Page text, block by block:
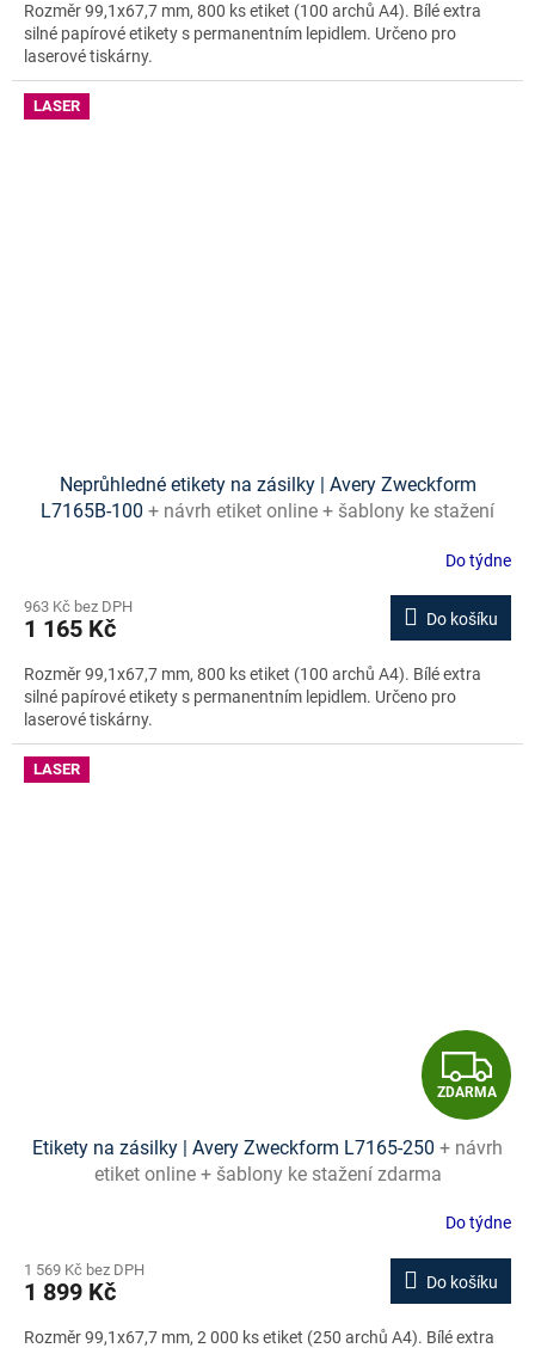
Rozměr 99,1x67,7 mm, 800 ks etiket (100 archů A4). Bílé extra
silné papírové etikety s permanentním lepidlem. Určeno pro
laserové tiskárny.
LASER
Neprůhledné etikety na zásilky | Avery Zweckform
L7165B-100 + návrh etiket online + šablony ke stažení
Do týdne
963 Kč bez DPH
1 165 Kč Do košíku
Rozměr 99,1x67,7 mm, 800 ks etiket (100 archů A4). Bílé extra
silné papírové etikety s permanentním lepidlem. Určeno pro
laserové tiskárny.
LASER
Z
D
A
R
M
A
ZDARMA
Etikety na zásilky | Avery Zweckform L7165-250 + návrh
etiket online + šablony ke stažení zdarma
Do týdne
1 569 Kč bez DPH
1 899 Kč Do košíku
Rozměr 99,1x67,7 mm, 2 000 ks etiket (250 archů A4). Bílé extra